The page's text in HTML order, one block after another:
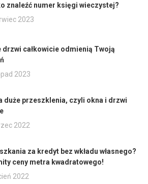
znaleźć numer księgi wieczystej?
2023
drzwi całkowicie odmienią Twoją
2023
duże przeszklenia, czyli okna i drzwi
2022
za kredyt bez wkładu własnego?
ceny metra kwadratowego!
2022